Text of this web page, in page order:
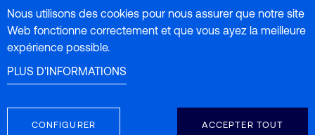
Dans le cas de la libération de 7h, la
corrélation semble un peu plus faible, peut-
être parce qu’elle est proche de la libération
Nous utilisons des cookies pour nous assurer que notre site
Web fonctionne correctement et que vous ayez la meilleure
expérience possible.
PLUS D'INFORMATIONS
CONFIGURER ACCEPTER TOUT